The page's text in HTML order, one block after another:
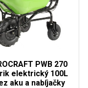
PWB 270
elektrický 100L
aku a nabíjačky